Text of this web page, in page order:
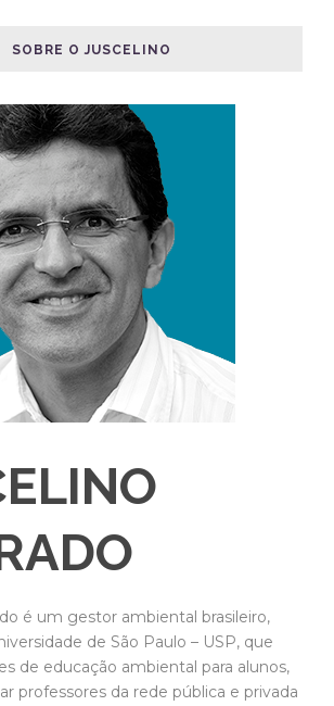
SOBRE O JUSCELINO
é um gestor ambiental brasileiro,
de São Paulo – USP, que
de educação ambiental para alunos,
professores da rede pública e privada